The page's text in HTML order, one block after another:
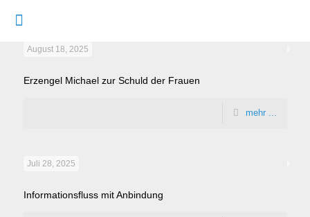
August 18, 2025
Erzengel Michael zur Schuld der Frauen
mehr ...
Juli 28, 2025
Informationsfluss mit Anbindung